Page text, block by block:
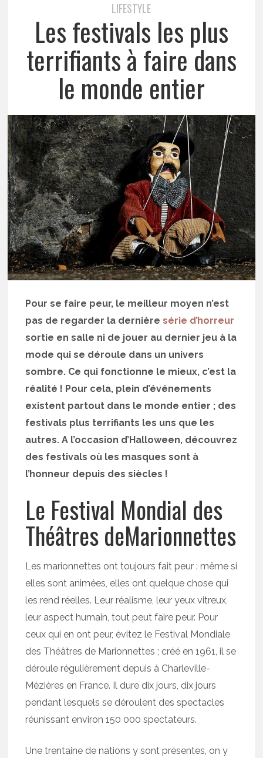
LIFESTYLE
Les festivals les plus
terrifiants à faire dans
le monde entier
Pour se faire peur, le meilleur moyen n’est
pas de regarder la dernièresérie d’horreur
sortie en salle ni de jouer au dernier jeu à la
mode qui se déroule dans un univers
sombre. Ce qui fonctionne le mieux, c’est la
réalité ! Pour cela, plein d’événements
existent partout dans le monde entier ; des
festivals plus terrifiants les uns que les
autres. A l’occasion d’Halloween, découvrez
des festivals où les masques sont à
l’honneur depuis des siècles !
Le Festival Mondial des
Théâtres deMarionnettes
Les marionnettes ont toujours fait peur : même si
elles sont animées, elles ont quelque chose qui
les rend réelles. Leur réalisme, leur yeux vitreux,
leur aspect humain, tout peut faire peur. Pour
ceux qui en ont peur, évitez le Festival Mondiale
des Théâtres de Marionnettes ; créé en 1961, il se
déroule régulièrement depuis à Charleville-
Mézières en France. Il dure dix jours, dix jours
pendant lesquels se déroulent des spectacles
réunissant environ 150 000 spectateurs.
Une trentaine de nations y sont présentes, on y